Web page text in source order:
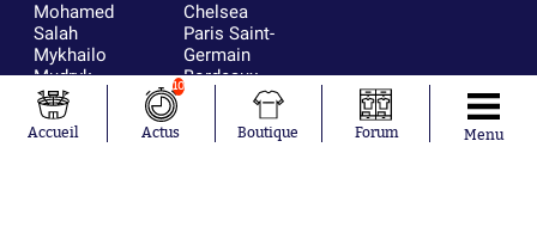
Mohamed
Salah
Mykhailo
Mudryk
Neymar
Khalis Merah
Loïs Openda
Chelsea
Paris Saint-
Germain
Bordeaux
Olympique
FIFA
Accueil
10
Actus Boutique Forum Menu